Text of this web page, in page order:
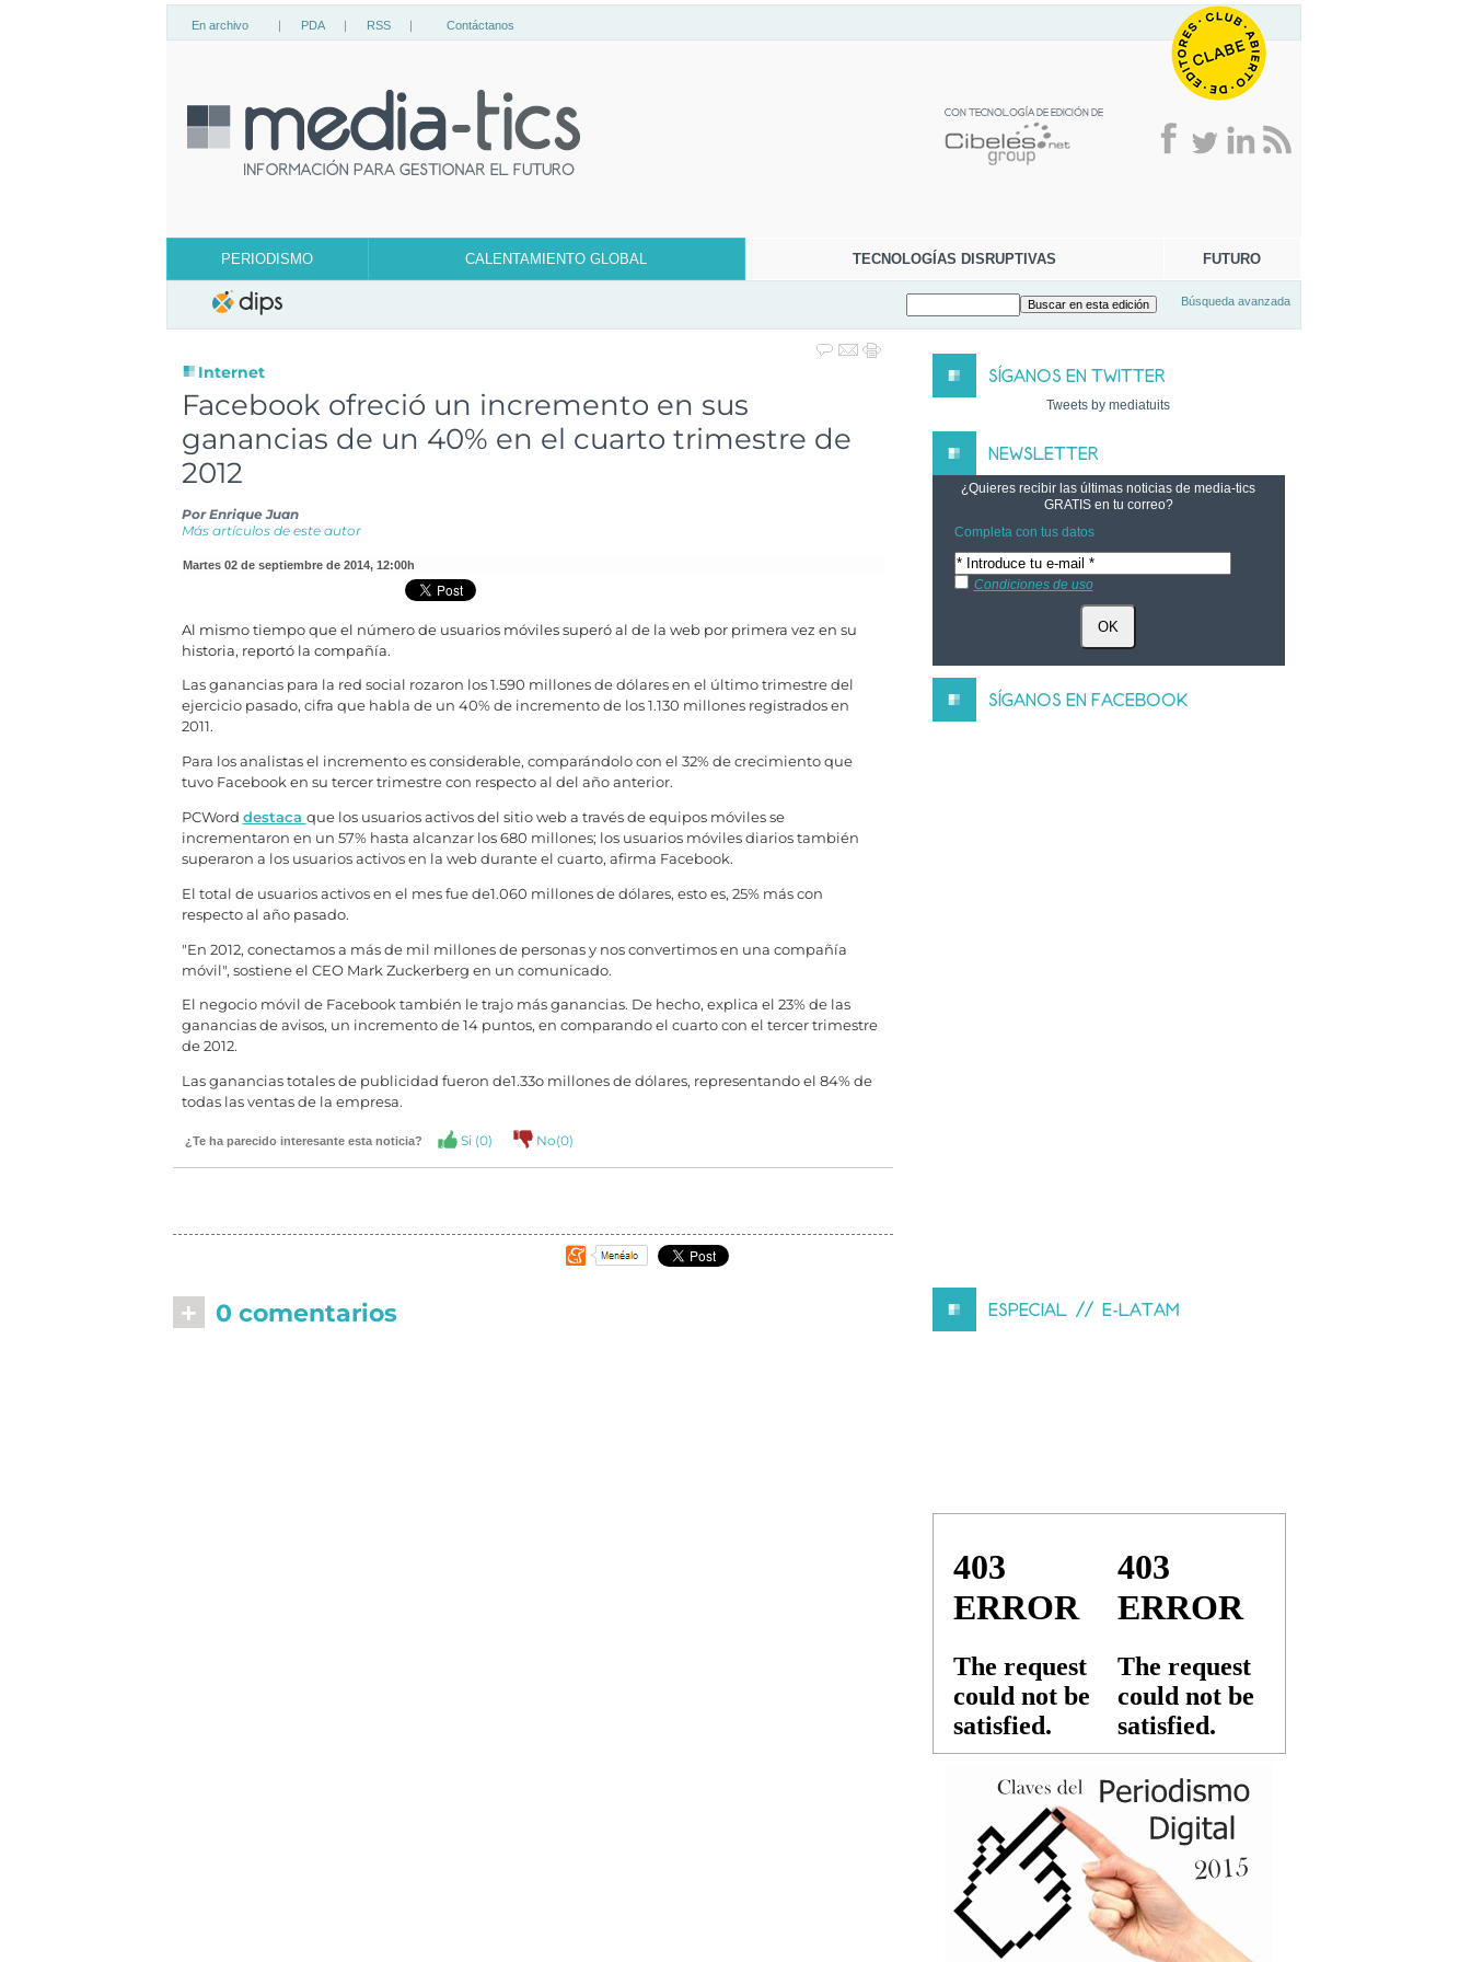
En archivo | PDA | RSS | Contáctanos
PERIODISMO CALENTAMIENTO GLOBAL TECNOLOGÍAS DISRUPTIVAS FUTURO
Búsqueda avanzada
Internet
Facebook ofreció un incremento en sus
ganancias de un 40% en el cuarto trimestre de
2012
PorEnrique Juan
Más artículos de este autor
martes 02 de septiembre de 2014, 12:00h
Al mismo tiempo que el número de usuarios móviles superó al de la web por primera vez en su
historia, reportó la compañía.
Las ganancias para la red social rozaron los 1.590 millones de dólares en el último trimestre del
ejercicio pasado, cifra que habla de un 40% de incremento de los 1.130 millones registrados en
2011.
Para los analistas el incremento es considerable, comparándolo con el 32% de crecimiento que
tuvo Facebook en su tercer trimestre con respecto al del año anterior.
PCWord destaca que los usuarios activos del sitio web a través de equipos móviles se
incrementaron en un 57% hasta alcanzar los 680 millones; los usuarios móviles diarios también
superaron a los usuarios activos en la web durante el cuarto, afirma Facebook.
El total de usuarios activos en el mes fue de1.060 millones de dólares, esto es, 25% más con
respecto al año pasado.
"En 2012, conectamos a más de mil millones de personas y nos convertimos en una compañía
móvil", sostiene el CEO Mark Zuckerberg en un comunicado.
El negocio móvil de Facebook también le trajo más ganancias. De hecho, explica el 23% de las
ganancias de avisos, un incremento de 14 puntos, en comparando el cuarto con el tercer trimestre
de 2012.
Las ganancias totales de publicidad fueron de1.33o millones de dólares, representando el 84% de
todas las ventas de la empresa.
¿Te ha parecido interesante esta noticia? Si (0) No(0)
+ 0 comentarios
Tweets by mediatuits
¿Quieres recibir las últimas noticias de media-tics
GRATISen tu correo?
Completa con tus datos
Condiciones de uso